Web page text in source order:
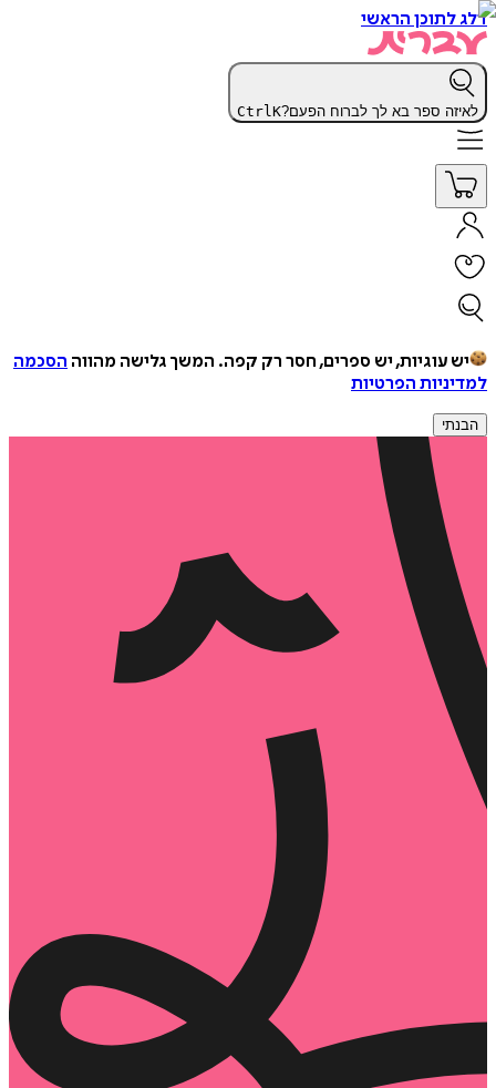
דלג לתוכן הראשי
לאיזה ספר בא לך לברוח הפעם? CtrlK
יש עוגיות, יש ספרים, חסר רק קפה. המשך גלישה מהווה הסכמה
למדיניות הפרטיות
הבנתי